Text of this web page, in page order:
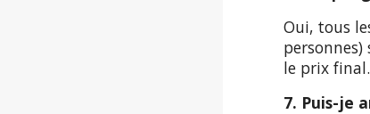
Oui, tous
personnes)
le prix final.
7. Puis-je